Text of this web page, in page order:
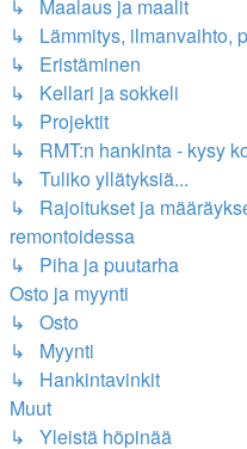
↳ Maalaus ja maalit
↳ Lämmitys, ilmanvaihto,
↳ Eristäminen
↳ Kellari ja sokkeli
↳ Projektit
↳ RMT:n hankinta - kysy
↳ Tuliko yllätyksiä...
↳ Rajoitukset ja
remontoidessa
↳ Piha ja puutarha
Osto ja myynti
↳ Osto
↳ Myynti
↳ Hankintavinkit
Muut
↳ Yleistä höpinää